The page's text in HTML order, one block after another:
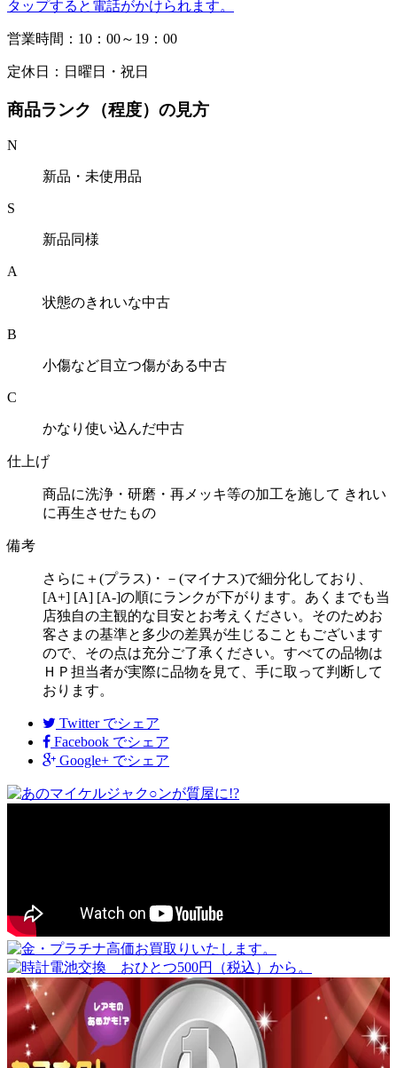
タップすると電話がかけられます。
営業時間：10：00～19：00
定休日：日曜日・祝日
商品ランク（程度）の見方
N
新品・未使用品
S
新品同様
A
状態のきれいな中古
B
小傷など目立つ傷がある中古
C
かなり使い込んだ中古
仕上げ
商品に洗浄・研磨・再メッキ等の加工を施して きれい
に再生させたもの
備考
さらに＋(プラス)・－(マイナス)で細分化しており、
[A+] [A] [A-]の順にランクが下がります。あくまでも当
店独自の主観的な目安とお考えください。そのためお
客さまの基準と多少の差異が生じることもございます
ので、その点は充分ご了承ください。すべての品物は
ＨＰ担当者が実際に品物を見て、手に取って判断して
おります。
Twitter でシェア
Facebook でシェア
Google+ でシェア